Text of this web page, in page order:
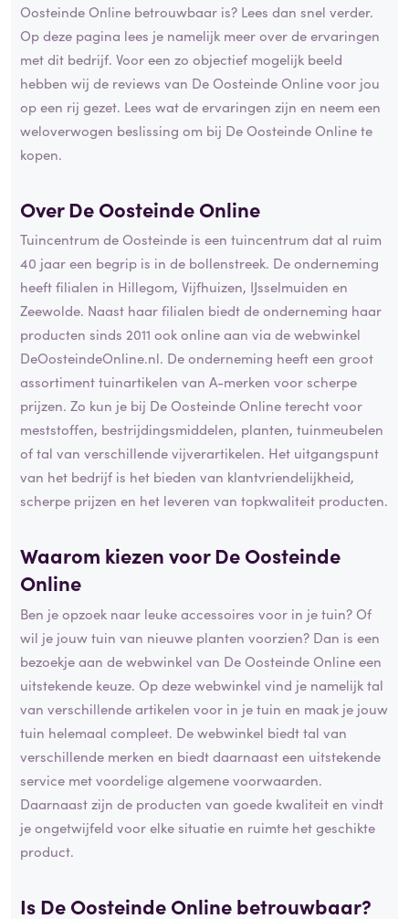
Oosteinde Online betrouwbaar is? Lees dan snel verder.
Op deze pagina lees je namelijk meer over de ervaringen
met dit bedrijf. Voor een zo objectief mogelijk beeld
hebben wij de reviews van De Oosteinde Online voor jou
op een rij gezet. Lees wat de ervaringen zijn en neem een
weloverwogen beslissing om bij De Oosteinde Online te
kopen.
Over De Oosteinde Online
Tuincentrum de Oosteinde is een tuincentrum dat al ruim
40 jaar een begrip is in de bollenstreek. De onderneming
heeft filialen in Hillegom, Vijfhuizen, IJsselmuiden en
Zeewolde. Naast haar filialen biedt de onderneming haar
producten sinds 2011 ook online aan via de webwinkel
DeOosteindeOnline.nl. De onderneming heeft een groot
assortiment tuinartikelen van A-merken voor scherpe
prijzen. Zo kun je bij De Oosteinde Online terecht voor
meststoffen, bestrijdingsmiddelen, planten, tuinmeubelen
of tal van verschillende vijverartikelen. Het uitgangspunt
van het bedrijf is het bieden van klantvriendelijkheid,
scherpe prijzen en het leveren van topkwaliteit producten.
Waarom kiezen voor De Oosteinde
Online
Ben je opzoek naar leuke accessoires voor in je tuin? Of
wil je jouw tuin van nieuwe planten voorzien? Dan is een
bezoekje aan de webwinkel van De Oosteinde Online een
uitstekende keuze. Op deze webwinkel vind je namelijk tal
van verschillende artikelen voor in je tuin en maak je jouw
tuin helemaal compleet. De webwinkel biedt tal van
verschillende merken en biedt daarnaast een uitstekende
service met voordelige algemene voorwaarden.
Daarnaast zijn de producten van goede kwaliteit en vindt
je ongetwijfeld voor elke situatie en ruimte het geschikte
product.
Is De Oosteinde Online betrouwbaar?